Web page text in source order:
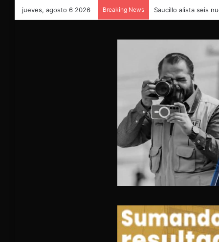
jueves, agosto 6 2026 Breaking News Saucillo alista seis